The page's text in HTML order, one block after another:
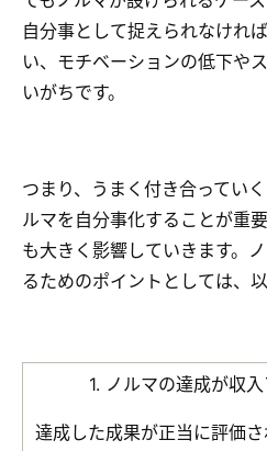
自分事として捉えられなけれ
い、モチベーションの低下や
いがちです。
つまり、うまく付き合ってい
ルマを自分事化することが重
も大きく影響していきます。
るためのポイントとしては、
1. ノルマの達成が収
達成した成果が正当に評価